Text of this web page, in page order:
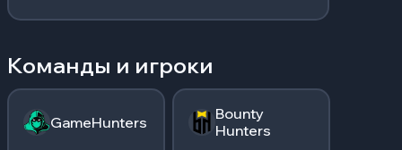
Команды и игроки
GameHunters
Bounty
Hunters